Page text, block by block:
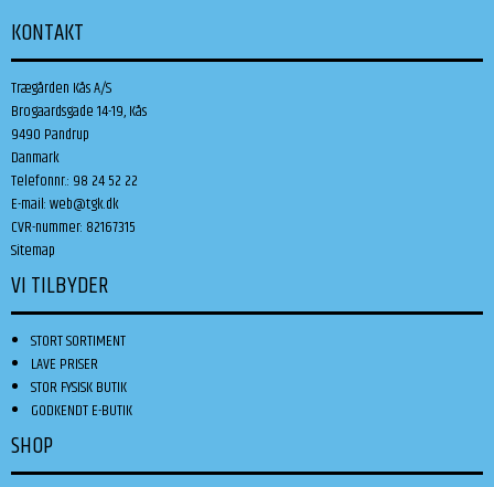
KONTAKT
Trægården Kås A/S
Brogaardsgade 14-19, Kås
9490 Pandrup
Danmark
Telefonnr.: 98 24 52 22
E-mail:web@tgk.dk
CVR-nummer: 82167315
Sitemap
VI TILBYDER
STORT SORTIMENT
LAVE PRISER
STOR FYSISK BUTIK
GODKENDT E-BUTIK
SHOP